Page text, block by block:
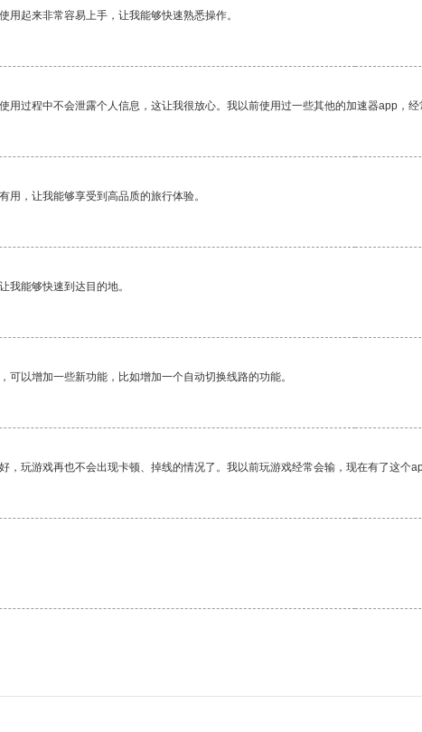
用起来非常容易上手，让我能够快速熟悉操作。
用过程中不会泄露个人信息，这让我很放心。我以前使用过一些其他的加速器app，经
用，让我能够享受到高品质的旅行体验。
我能够快速到达目的地。
可以增加一些新功能，比如增加一个自动切换线路的功能。
，玩游戏再也不会出现卡顿、掉线的情况了。我以前玩游戏经常会输，现在有了这个